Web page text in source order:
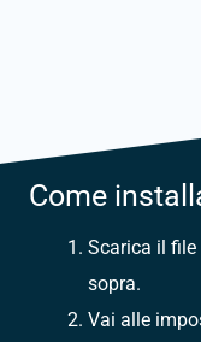
Come
Scarica il
sopra.
Vai alle